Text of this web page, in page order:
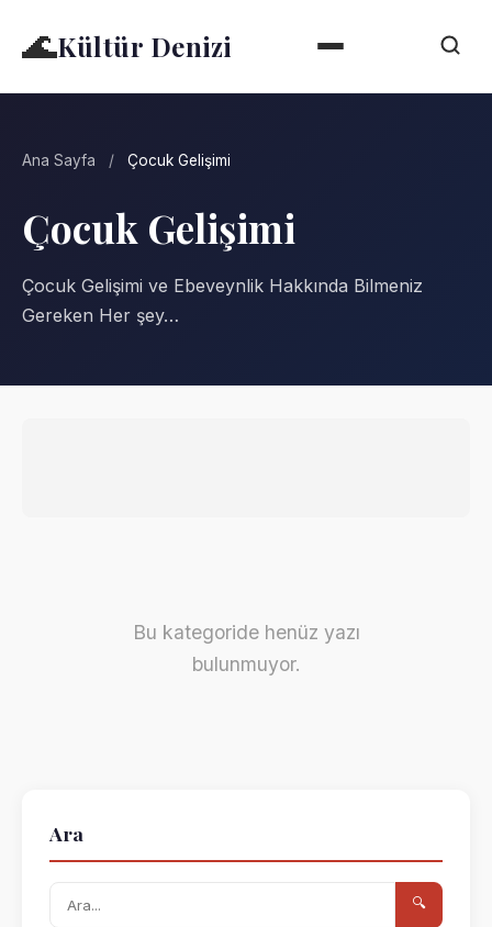
🌊Kültür Denizi
Ana Sayfa / Çocuk Gelişimi
Çocuk Gelişimi
Çocuk Gelişimi ve Ebeveynlik Hakkında Bilmeniz
Gereken Her şey…
Bu kategoride henüz yazı
bulunmuyor.
Ara
🔍